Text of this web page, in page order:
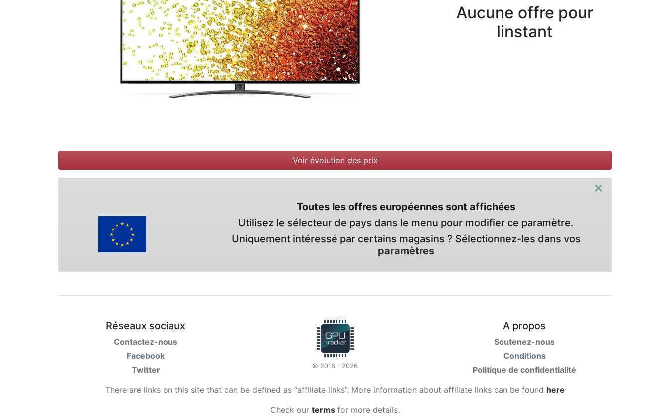
Aucune offre pour
linstant
Voir évolution des prix
×
Toutes les offres européennes sont affichées
Utilisez le sélecteur de pays dans le menu pour modifier ce paramètre.
Uniquement intéressé par certains magasins ? Sélectionnez-les dans vos
paramètres
Réseaux sociaux
Contactez-nous
Facebook
Twitter
© 2018 - 2026
A propos
Soutenez-nous
Conditions
Politique de confidentialité
There are links on this site that can be defined as “affiliate links”. More information about affiliate links can be found here
Check our terms for more details.